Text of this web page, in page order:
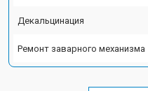
Декальцинация
Ремонт заварного механизма